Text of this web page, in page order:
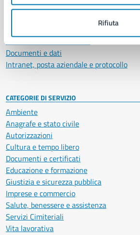
Rifiuta
Uffici
Personale amministrativo
Documenti e dati
Intranet, posta aziendale e protocollo
CATEGORIE DI SERVIZIO
Ambiente
Anagrafe e stato civile
Autorizzazioni
Cultura e tempo libero
Documenti e certificati
Educazione e formazione
Giustizia e sicurezza pubblica
Imprese e commercio
Salute, benessere e assistenza
Servizi Cimiteriali
Vita lavorativa